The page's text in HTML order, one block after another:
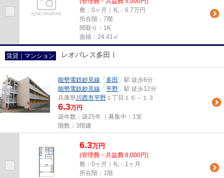
敷：0ヶ月｜礼：6.7万円
所在階：7階
間取り：1K
面積：24.41㎡
賃貸｜マンション レオパレス多田Ⅰ
能勢電鉄妙見線 「 多田 」駅 徒歩6分
能勢電鉄妙見線 「 平野 」駅 徒歩12分
兵庫県川西市平野 １丁目１６－１３
6.3万円
築年数：築25年 ｜募集中： 1室
階数：3階建
6.3万円
(管理費・共益費 8,000円)
敷：0ヶ月｜礼：1ヶ月
所在階：1階